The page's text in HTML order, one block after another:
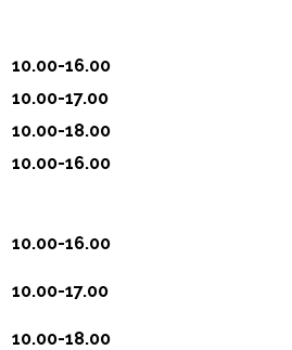
10.00-16.00
10.00-17.00
10.00-18.00
10.00-16.00
10.00-16.00
10.00-17.00
10.00-18.00